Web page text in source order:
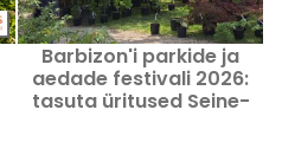
Barbizon'i parkide ja
aedade festivali 2026:
tasuta üritused Seine-